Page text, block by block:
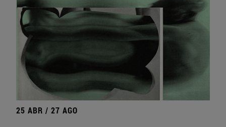
25 ABR / 27 AGO